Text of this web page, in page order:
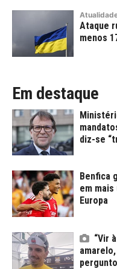
Ataque
menos
Em destaque
diz-se
Benfica
em
Europa
“Vir